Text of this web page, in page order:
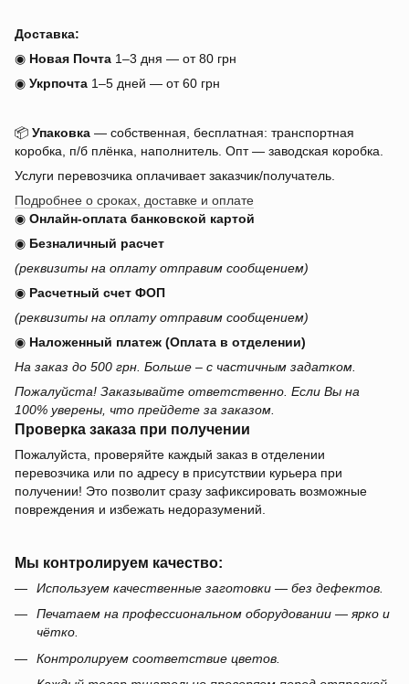
Доставка:
◉ Новая Почта 1–3 дня — от 80 грн
◉ Укрпочта 1–5 дней — от 60 грн
📦 Упаковка — собственная, бесплатная: транспортная
коробка, п/б плёнка, наполнитель. Опт — заводская коробка.
Услуги перевозчика оплачивает заказчик/получатель.
Подробнее о сроках, доставке и оплате
◉ Онлайн-оплата банковской картой
◉ Безналичный расчет
(реквизиты на оплату отправим сообщением)
◉ Расчетный счет ФОП
(реквизиты на оплату отправим сообщением)
◉ Наложенный платеж (Оплата в отделении)
На заказ до 500 грн. Больше – с частичным задатком.
Пожалуйста! Заказывайте ответственно. Если Вы на
100% уверены, что прейдете за заказом.
Проверка заказа при получении
Пожалуйста, проверяйте каждый заказ в отделении
перевозчика или по адресу в присутствии курьера при
получении! Это позволит сразу зафиксировать возможные
повреждения и избежать недоразумений.
Мы контролируем качество:
Используем качественные заготовки — без дефектов.
Печатаем на профессиональном оборудовании — ярко и
чётко.
Контролируем соответствие цветов.